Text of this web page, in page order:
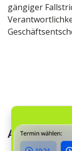
gängiger
Auch